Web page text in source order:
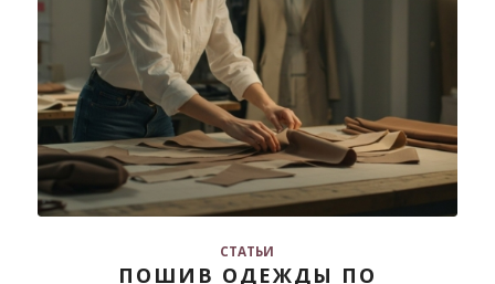
СТАТЬИ
ПОШИВ ОДЕЖДЫ ПО